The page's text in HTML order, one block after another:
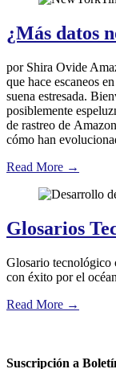
¿Más datos
por Shira Ovide
que hace escaneos
suena estresada.
posiblemente
de rastreo de
cómo han
Read More →
Glosarios
Glosario tecnológico
con éxito por el
Read More →
Suscripción a